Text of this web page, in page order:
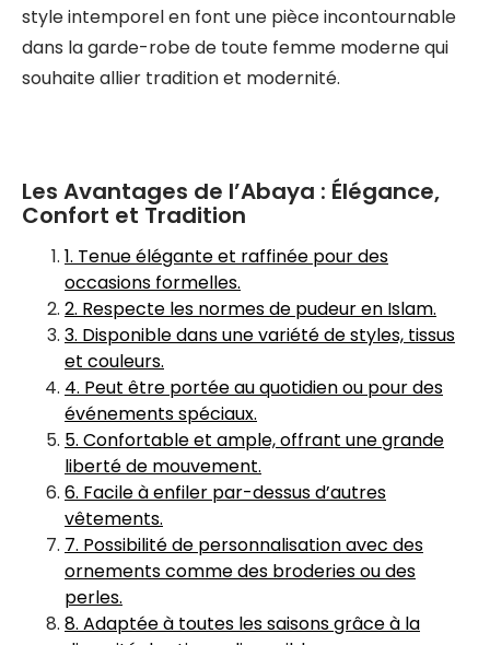
style intemporel en font une pièce incontournable
dans la garde-robe de toute femme moderne qui
souhaite allier tradition et modernité.
Les Avantages de l’Abaya : Élégance,
Confort et Tradition
1. Tenue élégante et raffinée pour des
occasions formelles.
2. Respecte les normes de pudeur en Islam.
3. Disponible dans une variété de styles, tissus
et couleurs.
4. Peut être portée au quotidien ou pour des
événements spéciaux.
5. Confortable et ample, offrant une grande
liberté de mouvement.
6. Facile à enfiler par-dessus d’autres
vêtements.
7. Possibilité de personnalisation avec des
ornements comme des broderies ou des
perles.
8. Adaptée à toutes les saisons grâce à la